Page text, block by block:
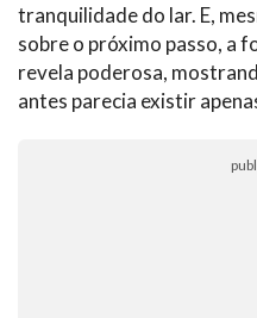
tranquilidade do lar. E,
sobre o próximo passo, a
revela poderosa,
antes parecia existir